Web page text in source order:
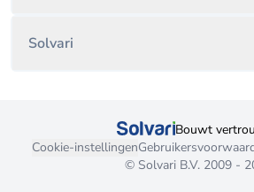
Solvari
Bouwt
Cookie-instellingen
© Solvari B.V. 2009 -